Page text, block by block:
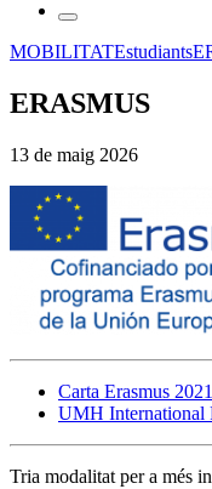
MOBILITATEstudiants
ERASMUS
13 de maig 2026
Carta Erasmus
UMH International
Tria modalitat per a més